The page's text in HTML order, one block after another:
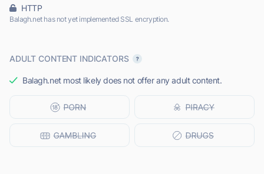
HTTP
Balagh.net has not yet implemented SSL encryption.
ADULT CONTENT INDICATORS
Balagh.net most likely does not offer any adult content.